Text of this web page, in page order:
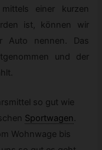
einer kurzen
ist, können wir
Auto nennen. Das
und der
so gut wie
Sportwagen.
Wohnwage bis